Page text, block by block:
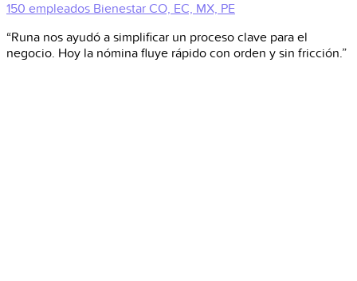
150 empleados Bienestar CO, EC, MX, PE
“Runa nos ayudó a simplificar un proceso clave para el
negocio. Hoy la nómina fluye rápido con orden y sin fricción.”